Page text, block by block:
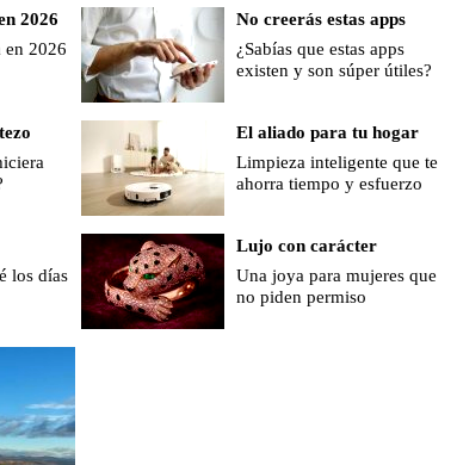
2026
en 2026
No creerás estas apps
¿Sabías que estas apps
existen y son súper útiles?
El aliado para tu hogar
Limpieza inteligente que te
ahorra tiempo y esfuerzo
los días
Lujo con carácter
Una joya para mujeres que
no piden permiso